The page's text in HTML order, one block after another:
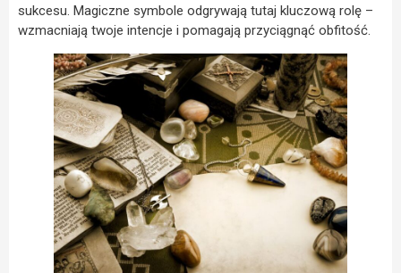
sukcesu. Magiczne symbole odgrywają tutaj kluczową rolę –
wzmacniają twoje intencje i pomagają przyciągnąć obfitość.